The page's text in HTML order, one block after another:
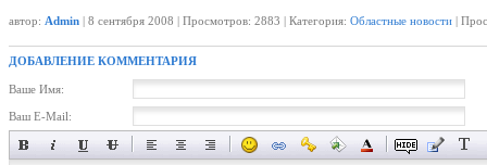
автор: Admin | 8 сентября 2008 | Просмотров: 2883 | Категория: Областные новости |
ДОБАВЛЕНИЕ КОММЕНТАРИЯ
Ваше Имя:
Ваш E-Mail: